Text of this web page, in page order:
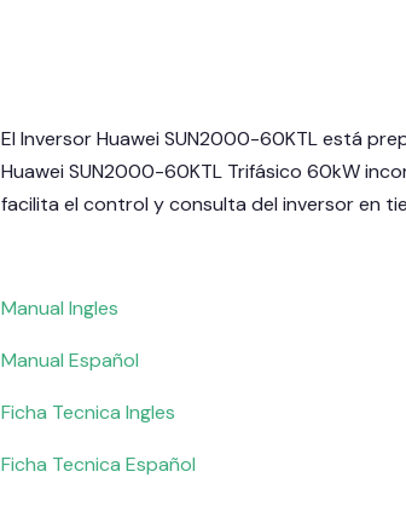
El Inversor Huawei SUN2000-60KTL está
Huawei SUN2000-60KTL Trifásico 60kW
facilita el control y consulta del inversor en
Manual Ingles
Manual Español
Ficha Tecnica Ingles
Ficha Tecnica Español